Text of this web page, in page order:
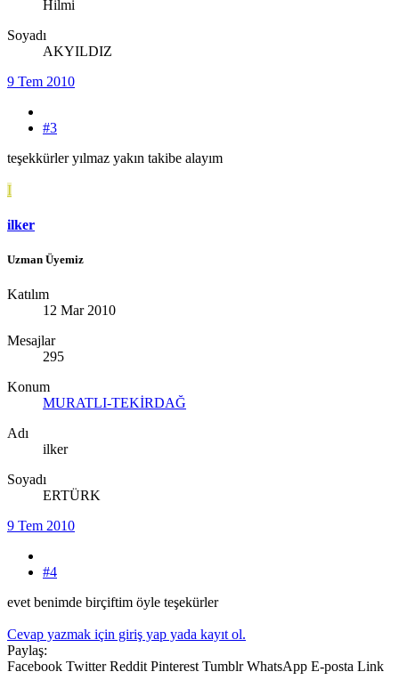
Hilmi
Soyadı
AKYILDIZ
9 Tem 2010
#3
teşekkürler yılmaz yakın takibe alayım
I
ilker
Uzman Üyemiz
Katılım
12 Mar 2010
Mesajlar
295
Konum
MURATLI-TEKİRDAĞ
Adı
ilker
Soyadı
ERTÜRK
9 Tem 2010
#4
evet benimde birçiftim öyle teşekürler
Cevap yazmak için giriş yap yada kayıt ol.
Paylaş:
Facebook Twitter Reddit Pinterest Tumblr WhatsApp E-posta Link